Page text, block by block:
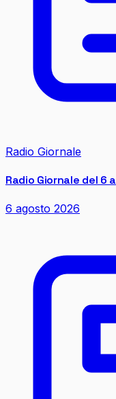
Radio Giornale
Radio Giornale del
6 agosto 2026